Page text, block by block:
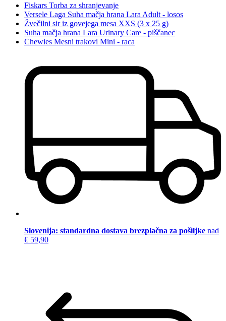
Fiskars Torba za shranjevanje
Versele Laga Suha mačja hrana Lara Adult - losos
Žvečilni sir iz govejega mesa XXS (3 x 25 g)
Suha mačja hrana Lara Urinary Care - piščanec
Chewies Mesni trakovi Mini - raca
Slovenija: standardna dostava brezplačna za pošiljke nad
€ 59,90